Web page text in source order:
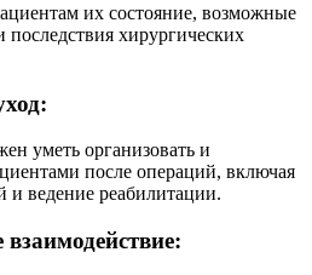
их состояние, возможные
хирургических
уметь организовать и
после операций, включая
ведение реабилитации.